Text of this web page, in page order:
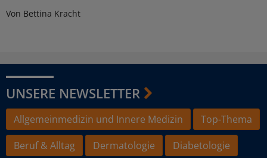
Von Bettina Kracht
UNSERE NEWSLETTER
Allgemeinmedizin und Innere Medizin
Top-Thema
Beruf & Alltag
Dermatologie
Diabetologie